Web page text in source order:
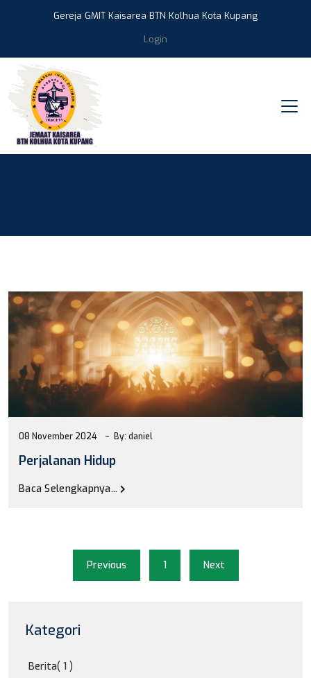
Gereja GMIT Kaisarea BTN Kolhua Kota Kupang
Login
08 November 2024 By: daniel
Perjalanan Hidup
Baca Selengkapnya...
Previous 1 Next
Kategori
Berita( 1 )